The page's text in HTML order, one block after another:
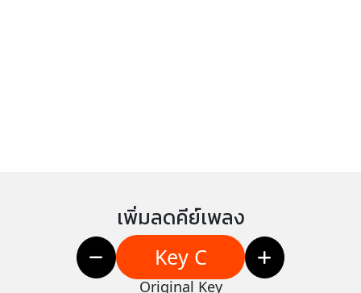
เพิ่มลดคีย์เพลง
Key C
Original Key